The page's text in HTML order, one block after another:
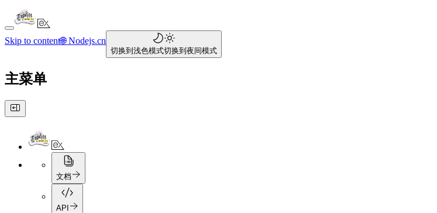
Skip to content🌐 Nodejs.cn
切换到浅色模式切换到夜间模式
主菜单
文档
API